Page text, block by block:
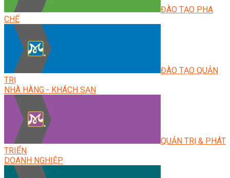
ĐÀO TẠO PHA
CHẾ
ĐÀO TẠO QUẢN
TRỊ
NHÀ HÀNG - KHÁCH SẠN
QUẢN TRỊ & PHÁT
TRIỂN
DOANH NGHIỆP